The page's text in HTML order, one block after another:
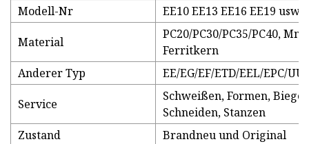
Modell-Nr
EE10 EE13 EE16 EE19
Material
PC20/PC30/PC35/PC40,
Ferritkern
Anderer Typ
EE/EG/EF/ETD/EEL/EPC/
Service
Schweißen, Formen,
Schneiden, Stanzen
Zustand
Brandneu und Original